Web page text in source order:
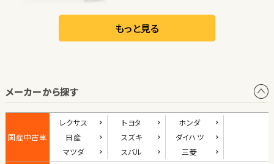
日産
リーフ
1位
ダイハツ
コペン
もっと見る
メーカーから探す
国産中古車
レクサス トヨタ
ホンダ
日産
スズキ
ダイハツ
マツダ
スバル 三菱